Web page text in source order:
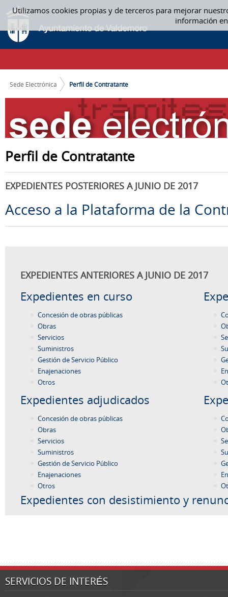
Utilizamos cookies propias y de terceros para mejorar
información
Saltar al contenido
PERFIL DE CONTRATANTE
CAMINO DE MIGAS
Sede Electrónica Perfil de Contratante
Perfil de Contratante
EXPEDIENTES POSTERIORES A JUNIO DE 2017
Acceso a la Plataforma de la
EXPEDIENTES ANTERIORES A JUNIO DE 2017
Expedientes en curso
Concesión de obras públicas
Obras
Servicios
Suministros
Gestión de Servicio Público
Enajenaciones
Otros
Expedientes adjudicados
Concesión de obras públicas
Obras
Servicios
Suministros
Gestión de Servicio Público
Enajenaciones
Otros
Expedientes con desistimiento y
SERVICIOS DE INTERÉS